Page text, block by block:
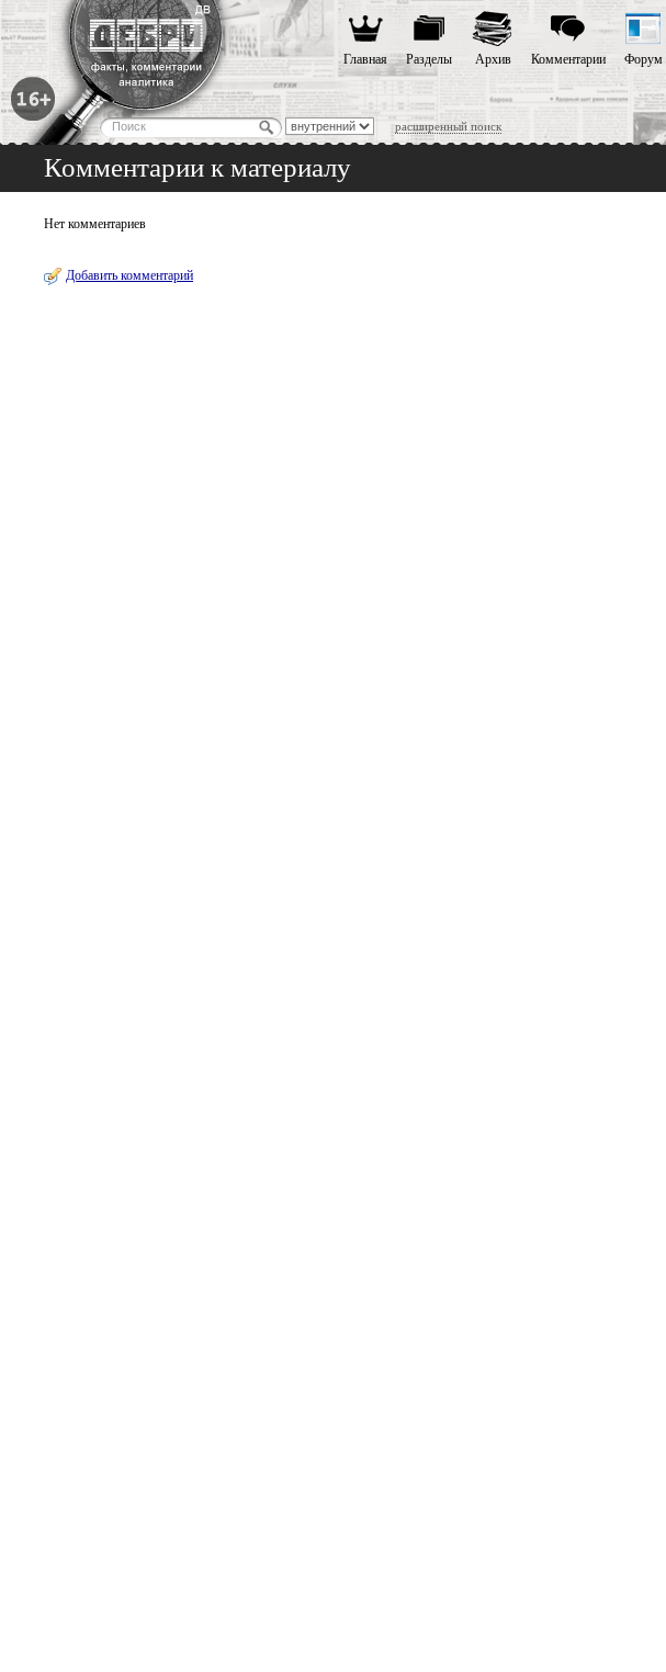
расширенный поиск
Главная Разделы Архив Комментарии Форум
Комментарии к материалу
Нет комментариев
Добавить комментарий